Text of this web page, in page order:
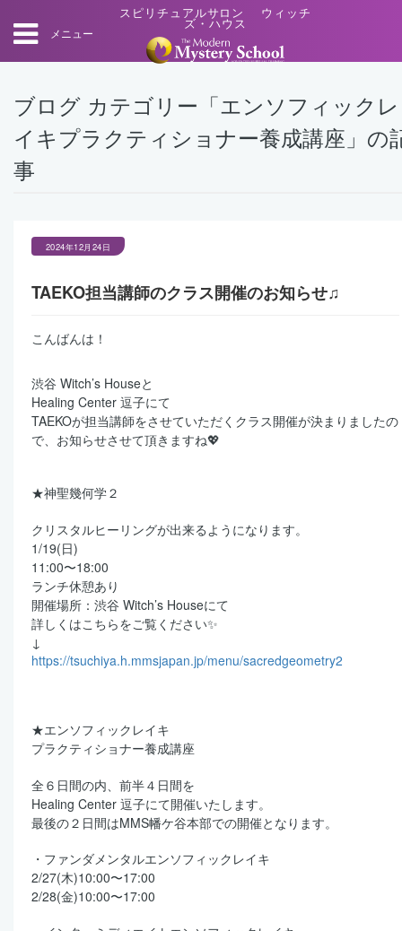
メニュー
スピリチュアルサロン ウィッチ
ズ・ハウス
ブログ カテゴリー「エンソフィックレ
イキプラクティショナー養成講座」の
事
2024年12月24日
TAEKO担当講師のクラス開催のお知らせ♫
こんばんは！
渋谷 Witch’s Houseと
Healing Center 逗子にて
TAEKOが担当講師をさせていただくクラス開催が決まりましたの
で、お知らせさせて頂きますね💖
★神聖幾何学２
クリスタルヒーリングが出来るようになります。
1/19(日)
11:00〜18:00
ランチ休憩あり
開催場所：渋谷 Witch’s Houseにて
詳しくはこちらをご覧ください✨
↓
https://tsuchiya.h.mmsjapan.jp/menu/sacredgeometry2
★エンソフィックレイキ
プラクティショナー養成講座
全６日間の内、前半４日間を
Healing Center 逗子にて開催いたします。
最後の２日間はMMS幡ケ谷本部での開催となります。
・ファンダメンタルエンソフィックレイキ
2/27(木)10:00〜17:00
2/28(金)10:00〜17:00